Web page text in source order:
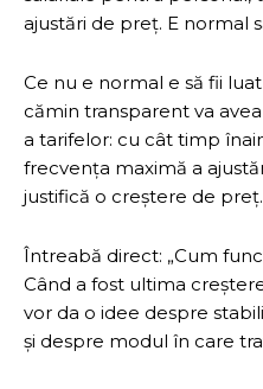
ajustări de preț. E normal
Ce nu e normal e să fii
cămin transparent va
a tarifelor: cu cât timp
frecvența maximă a
justifică o creștere de preț.
Întreabă direct: „Cum
Când a fost ultima
vor da o idee despre
și despre modul în care